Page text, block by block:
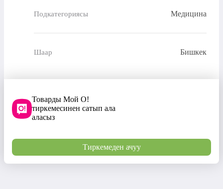
Подкатегориясы Медицина
Шаар Бишкек
Товарды Мой О!
тиркемесинен сатып ала
аласыз
Тиркемеден ачуу